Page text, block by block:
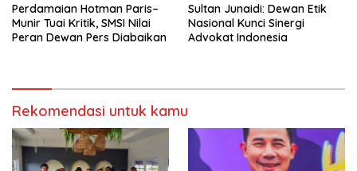
Perdamaian Hotman Paris–
Munir Tuai Kritik, SMSI Nilai
Peran Dewan Pers Diabaikan
Sultan Junaidi: Dewan Etik
Nasional Kunci Sinergi
Advokat Indonesia
Rekomendasi untuk kamu